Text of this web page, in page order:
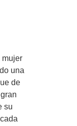
mujer
una
de
su